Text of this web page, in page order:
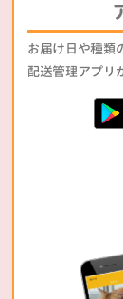
お届け日や種類
配送管理アプリ